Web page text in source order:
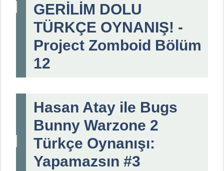
GERİLİM DOLU
TÜRKÇE OYNANIŞ! -
Project Zomboid Bölüm
12
Hasan Atay ile Bugs
Bunny Warzone 2
Türkçe Oynanışı:
Yapamazsın #3